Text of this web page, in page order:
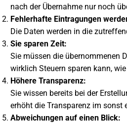
nach der Übernahme nur noch
Fehlerhafte Eintragungen
Die Daten werden in die
Sie sparen Zeit:
Sie müssen die übernommenen
wirklich Steuern sparen kann,
Höhere Transparenz:
Sie wissen bereits bei der
erhöht die Transparenz im sonst
Abweichungen auf einen Blick: